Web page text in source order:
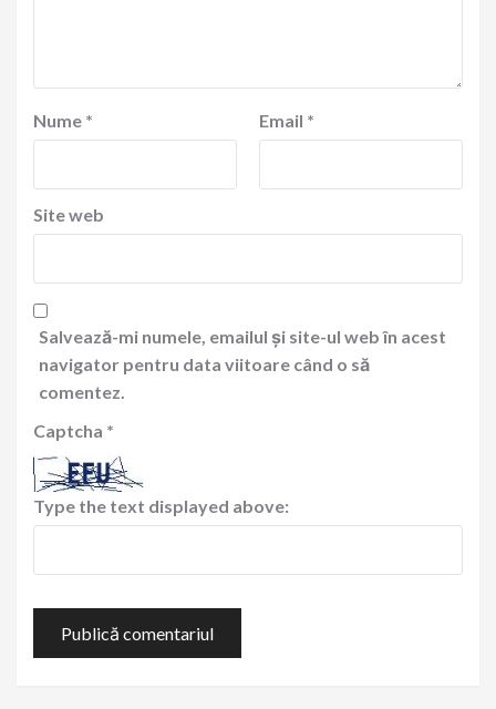
Nume * Email *
Site web
Salvează-mi numele, emailul și site-ul web în acest
navigator pentru data viitoare când o să
comentez.
Captcha *
Type the text displayed above: